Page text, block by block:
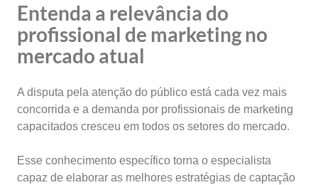
Entenda a relevância do
profissional de marketing no
mercado atual
A disputa pela atenção do público está cada vez mais
concorrida e a demanda por profissionais de marketing
capacitados cresceu em todos os setores do mercado.
Esse conhecimento específico torna o especialista
capaz de elaborar as melhores estratégias de captação